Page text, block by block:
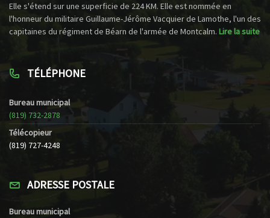
Elle s'étend sur une superficie de 224 KM. Elle est nommée en
l'honneur du militaire Guillaume-Jérôme Vacquier de Lamothe, l'un des
capitaines du régiment de Béarn de l'armée de Montcalm. Lire la suite
TÉLÉPHONE
Bureau municipal
(819) 732-2878
Télécopieur
(819) 727-4248
ADRESSE POSTALE
Bureau municipal